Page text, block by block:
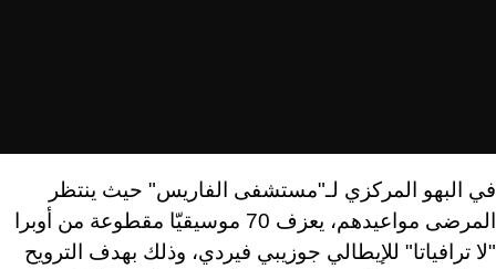
في البهو المركزي لـ"مستشفى الفاريس" حيث ينتظر
المرضى مواعيدهم، يعزف 70 موسيقيّا مقطوعة من أوبرا
"لا ترافياتا" للإيطالي جوزيبي فيردي، وذلك بهدف الترويح